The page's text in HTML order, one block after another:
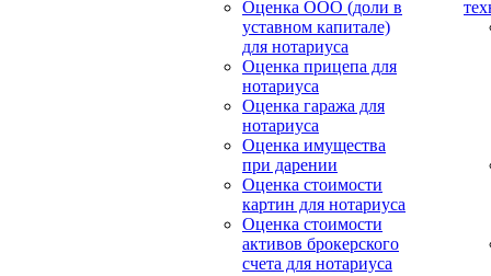
Оценка ООО (доли в
уставном капитале)
для нотариуса
Оценка прицепа для
нотариуса
Оценка гаража для
нотариуса
Оценка имущества
при дарении
Оценка стоимости
картин для нотариуса
Оценка стоимости
активов брокерского
счета для нотариуса